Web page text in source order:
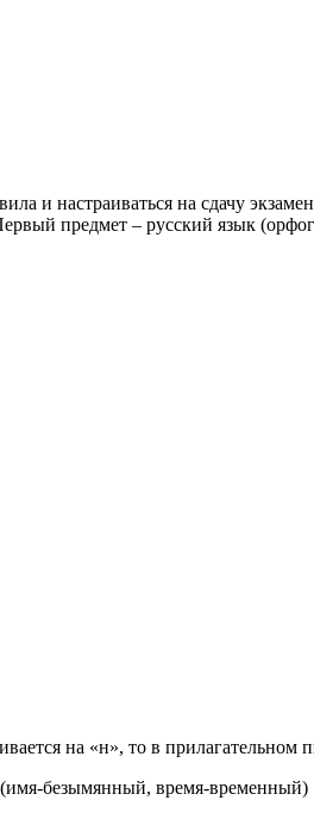
и настраиваться на сдачу
предмет – русский язык
на «н», то в
безымянный, время-временный)